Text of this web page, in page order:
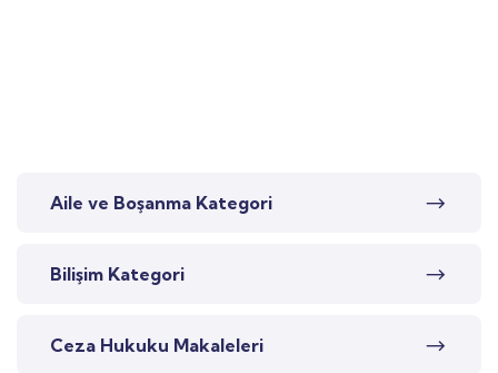
Aile ve Boşanma Kategori
Bilişim Kategori
Ceza Hukuku Makaleleri